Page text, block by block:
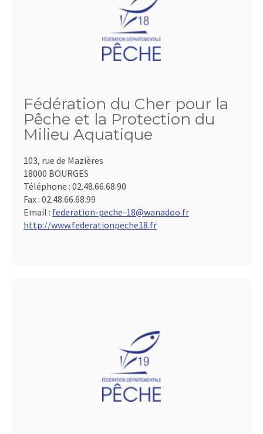
Fédération du Cher pour la
Pêche et la Protection du
Milieu Aquatique
103, rue de Mazières
18000 BOURGES
Téléphone : 02.48.66.68.90
Fax : 02.48.66.68.99
Email : federation-peche-18@wanadoo.fr
http://www.federationpeche18.fr